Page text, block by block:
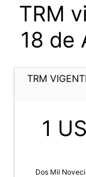
TRM
18 de
TRM
1
Dos Mil